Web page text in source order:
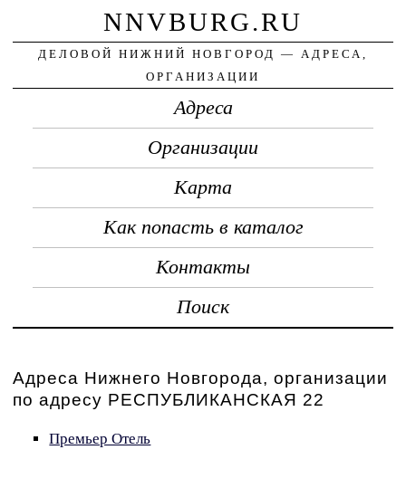
NNVBURG.RU
ДЕЛОВОЙ НИЖНИЙ НОВГОРОД — АДРЕСА,
ОРГАНИЗАЦИИ
Адреса
Организации
Карта
Как попасть в каталог
Контакты
Поиск
Адреса Нижнего Новгорода, организации
по адресу РЕСПУБЛИКАНСКАЯ 22
Премьер Отель